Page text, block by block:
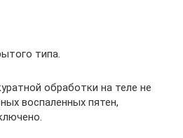
типа.
обработки на теле не
воспаленных пятен,